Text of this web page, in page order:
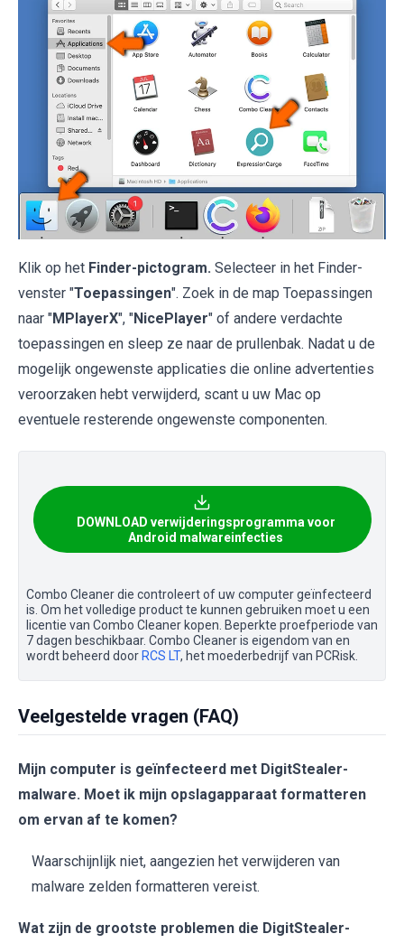
Klik op het Finder-pictogram. Selecteer in het Finder-
venster "Toepassingen". Zoek in de map Toepassingen
naar "MPlayerX", "NicePlayer" of andere verdachte
toepassingen en sleep ze naar de prullenbak. Nadat u de
mogelijk ongewenste applicaties die online advertenties
veroorzaken hebt verwijderd, scant u uw Mac op
eventuele resterende ongewenste componenten.
DOWNLOAD verwijderingsprogramma voor
Android malwareinfecties
Combo Cleaner die controleert of uw computer geïnfecteerd
is. Om het volledige product te kunnen gebruiken moet u een
licentie van Combo Cleaner kopen. Beperkte proefperiode van
7 dagen beschikbaar. Combo Cleaner is eigendom van en
wordt beheerd door RCS LT, het moederbedrijf van PCRisk.
Veelgestelde vragen (FAQ)
Mijn computer is geïnfecteerd met DigitStealer-
malware. Moet ik mijn opslagapparaat formatteren
om ervan af te komen?
Waarschijnlijk niet, aangezien het verwijderen van
malware zelden formatteren vereist.
Wat zijn de grootste problemen die DigitStealer-